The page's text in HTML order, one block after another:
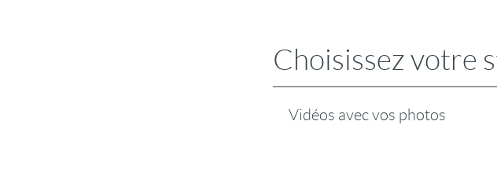
Choisissez votre
Vidéos avec vos photos